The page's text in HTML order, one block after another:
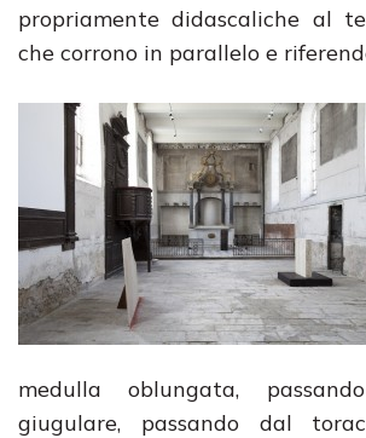
propriamente didascaliche al
che corrono in parallelo e
medulla oblungata,
giugulare, passando dal